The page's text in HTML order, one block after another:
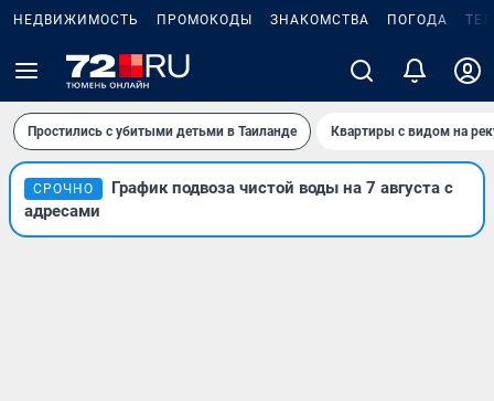
НЕДВИЖИМОСТЬ ПРОМОКОДЫ ЗНАКОМСТВА ПОГОДА
Простились с убитыми детьми в Таиланде Квартиры с видом на
СРОЧНО
График подвоза чистой воды на 7 августа с
адресами